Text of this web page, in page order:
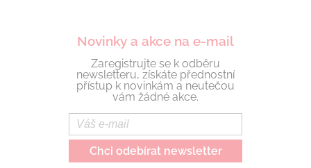
Novinky a akce na e-mail
Zaregistrujte se k odběru
newsletteru, získáte přednostní
přístup k novinkám a neutečou
vám žádné akce.
Chci odebírat newsletter